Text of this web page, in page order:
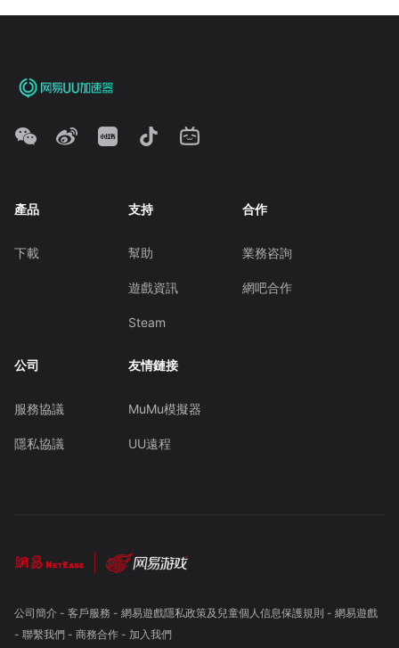
產品
下載
支持
幫助
遊戲資訊
Steam
合作
業務咨詢
網吧合作
公司
服務協議
隱私協議
友情鏈接
MuMu模擬器
UU遠程
公司簡介- 客戶服務 - 網易遊戲隱私政策及兒童個人信息保護規則 - 網易遊戲
- 聯繫我們- 商務合作- 加入我們